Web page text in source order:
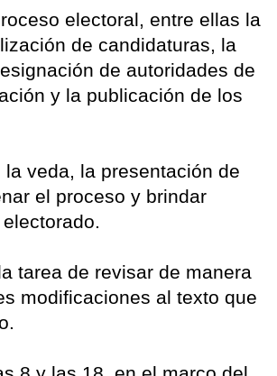
electoral, entre ellas la
de candidaturas, la
de autoridades de
y la publicación de los
veda, la presentación de
el proceso y brindar
tarea de revisar de manera
modificaciones al texto que